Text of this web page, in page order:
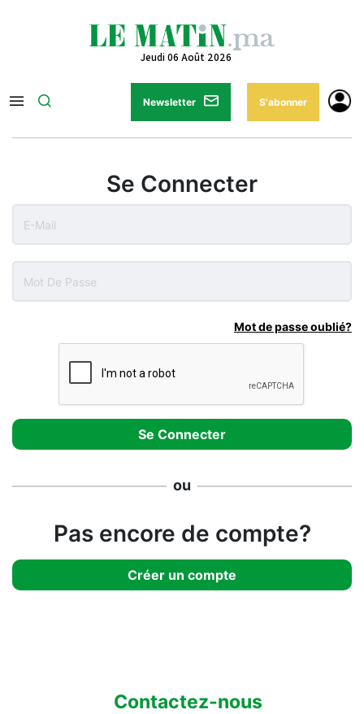
Jeudi 06 Août 2026
Newsletter S'abonner
Se Connecter
Mot de passe oublié?
ou
Pas encore de compte?
Créer un compte
Contactez-nous